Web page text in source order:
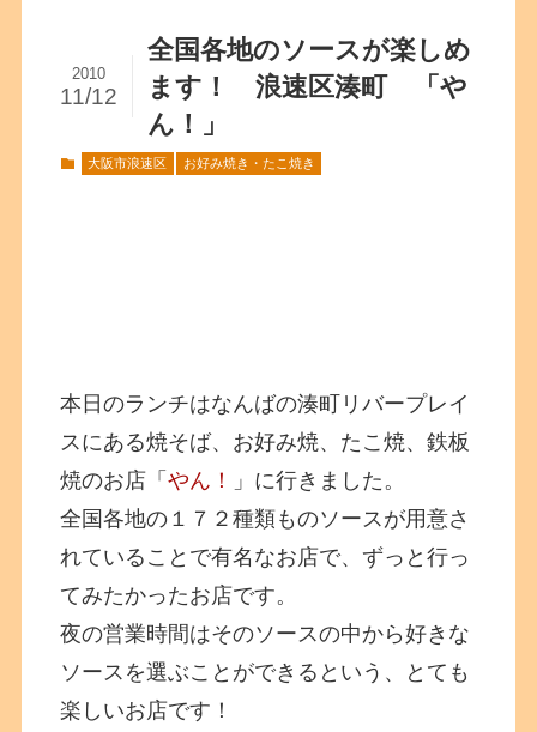
全国各地のソースが楽しめ
ます！ 浪速区湊町 「や
ん！」
2010
11/12
大阪市浪速区 お好み焼き・たこ焼き
本日のランチはなんばの湊町リバープレイ
スにある焼そば、お好み焼、たこ焼、鉄板
焼のお店「やん！
」に行きました。
全国各地の１７２種類ものソースが用意さ
れていることで有名なお店で、ずっと行っ
てみたかったお店です。
夜の営業時間はそのソースの中から好きな
ソースを選ぶことができるという、とても
楽しいお店です！